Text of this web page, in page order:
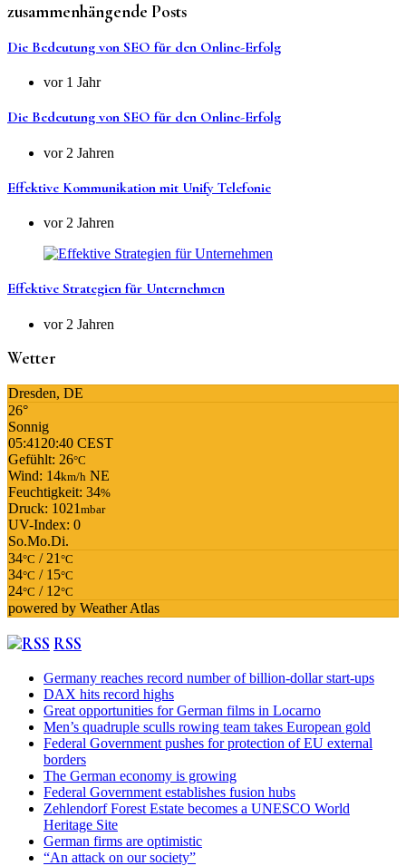
zusammenhängende Posts
Die Bedeutung von SEO für den Online-Erfolg
vor 1 Jahr
Die Bedeutung von SEO für den Online-Erfolg
vor 2 Jahren
Effektive Kommunikation mit Unify Telefonie
vor 2 Jahren
Effektive Strategien für Unternehmen
vor 2 Jahren
Wetter
Dresden, DE
26°
Sonnig
05:41 20:40 CEST
Gefühlt: 26°C
Wind: 14km/h NE
Feuchtigkeit: 34%
Druck: 1021 mbar
UV-Index: 0
So.Mo.Di.
34°C / 21 °C
34°C / 15°C
24°C / 12°C
powered by Weather Atlas
RSS
Germany reaches record number of billion-dollar start-ups
DAX hits record highs
Great opportunities for German films in Locarno
Men’s quadruple sculls rowing team takes European gold
Federal Government pushes for protection of EU external
borders
The German economy is growing
Federal Government establishes fusion hubs
Zehlendorf Forest Estate becomes a UNESCO World
Heritage Site
German firms are optimistic
“An attack on our society”